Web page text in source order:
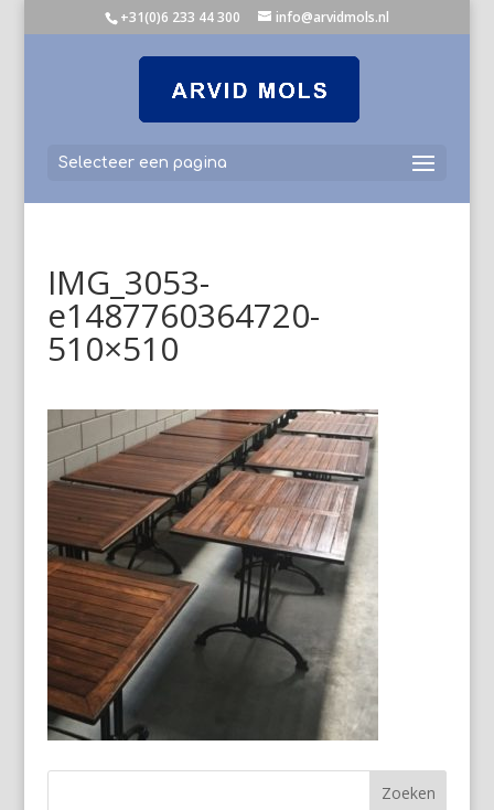
+31(0)6 233 44 300 info@arvidmols.nl
Selecteer een pagina
IMG_3053-
e1487760364720-
510×510